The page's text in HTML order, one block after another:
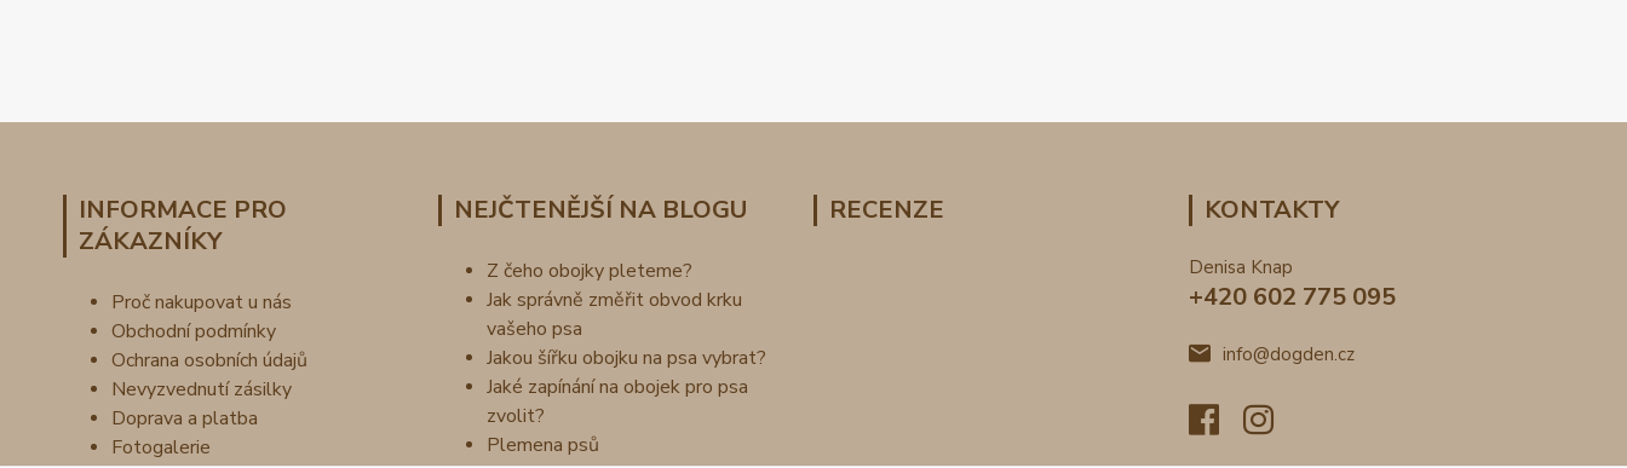
INFORMACE PRO
ZÁKAZNÍKY
Proč nakupovat u nás
Obchodní podmínky
Ochrana osobních údajů
Nevyzvednutí zásilky
Doprava a platba
Fotogalerie
NEJČTENĚJŠÍ NA BLOGU
Z čeho obojky pleteme?
Jak správně změřit obvod krku
vašeho psa
Jakou šířku obojku na psa vybrat?
Jaké zapínání na obojek pro psa
zvolit?
Plemena psů
RECENZE KONTAKTY
Denisa Knap
+420 602 775 095
info@dogden.cz